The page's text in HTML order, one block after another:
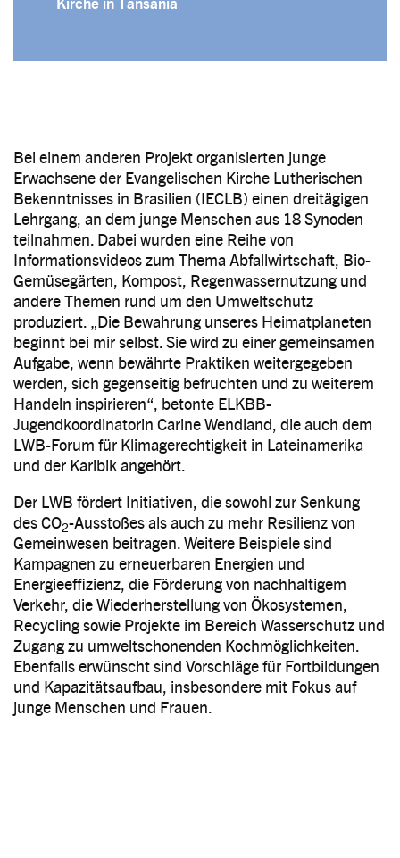
Bei einem anderen Projekt organisierten junge
Erwachsene der Evangelischen Kirche Lutherischen
Bekenntnisses in Brasilien (IECLB) einen dreitägigen
Lehrgang, an dem junge Menschen aus 18 Synoden
teilnahmen. Dabei wurden eine Reihe von
Informationsvideos zum Thema Abfallwirtschaft, Bio-
Gemüsegärten, Kompost, Regenwassernutzung und
andere Themen rund um den Umweltschutz
produziert. „Die Bewahrung unseres Heimatplaneten
beginnt bei mir selbst. Sie wird zu einer gemeinsamen
Aufgabe, wenn bewährte Praktiken weitergegeben
werden, sich gegenseitig befruchten und zu weiterem
Handeln inspirieren“, betonte ELKBB-
Jugendkoordinatorin Carine Wendland, die auch dem
LWB-Forum für Klimagerechtigkeit in Lateinamerika
und der Karibik angehört.
Der LWB fördert Initiativen, die sowohl zur Senkung
des CO2-Ausstoßes als auch zu mehr Resilienz von
Gemeinwesen beitragen. Weitere Beispiele sind
Kampagnen zu erneuerbaren Energien und
Energieeffizienz, die Förderung von nachhaltigem
Verkehr, die Wiederherstellung von Ökosystemen,
Recycling sowie Projekte im Bereich Wasserschutz und
Zugang zu umweltschonenden Kochmöglichkeiten.
Ebenfalls erwünscht sind Vorschläge für Fortbildungen
und Kapazitätsaufbau, insbesondere mit Fokus auf
junge Menschen und Frauen.